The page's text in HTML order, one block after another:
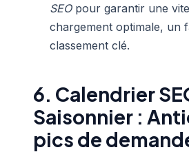
SEOpour garantir une
chargement optimale, un
classement clé.
6. Calendrier
Saisonnier :
pics de